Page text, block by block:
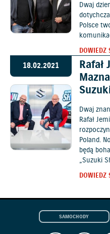
Dwaj
Polsce
DOWIEDZ
18.02.2021
Rafał
Dwaj
Rafał
Poland.
będą
„Suzuki
DOWIEDZ
SAMOCHODY